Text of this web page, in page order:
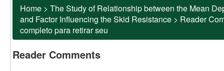
Home > The Study of Relationship between the Mean
and Factor Influencing the Skid Resistance > Reader
completo para retirar seu
Reader Comments